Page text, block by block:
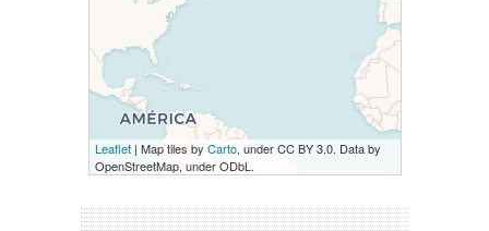
Leaflet| Map tiles by Carto, under CC BY 3.0. Data by
OpenStreetMap, under ODbL.